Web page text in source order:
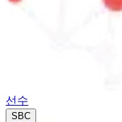
선수
SBC